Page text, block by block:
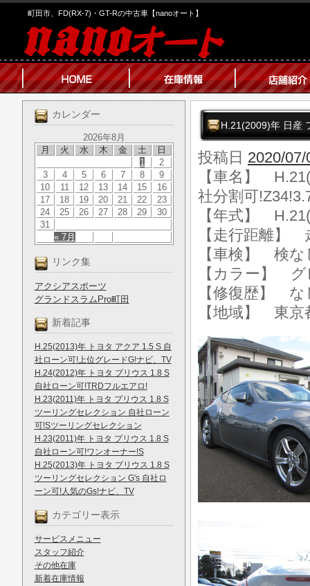
町田市、FD(RX-7)・GT-Rの中古車【nanoオート】
カレンダー
2026年8月
月
火 水 木 金 土 日
« 7月
1
2
3
4 5 6 7 8
9
10
11 12 13 14 15
16
17
18 19 20 21 22
23
24
25 26 27 28 29
30
31
リンク集
アクシアスポーツ
グランドスラムPro町田
新着記事
H.25(2013)年 トヨタ アクア 1.5 S 自
社ローン可!上位グレードG!ナビ、TV
H.24(2012)年 トヨタ プリウス 1.8 S
自社ローン可!TRDフルエアロ!
H.23(2011)年 トヨタ プリウス 1.8 S
ツーリングセレクション 自社ローン
可!Sツーリングセレクション
H.23(2011)年 トヨタ プリウス 1.8 S
自社ローン可!ワンオーナー!S
H.25(2013)年 トヨタ プリウス 1.8 S
ツーリングセレクション G's 自社ロ
ーン可!人気のGs!ナビ、TV
カテゴリー表示
サービスメニュー
スタッフ紹介
その他在庫
新着在庫情報
H.21(2009)年 日産
投稿日 2020/07/
【車名】
社分割可
【年式】
【走行距離】
【車検】 検な
【カラー】 グ
【修復歴】 な
【地域】 東京